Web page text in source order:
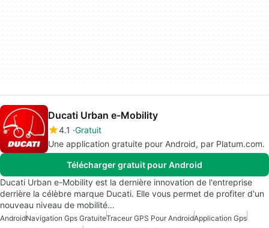
Ducati Urban e-Mobility
4.1 Gratuit
Une application gratuite pour Android, par Platum.com.
Télécharger gratuit pour Android
Ducati Urban e-Mobility est la dernière innovation de l'entreprise
derrière la célèbre marque Ducati. Elle vous permet de profiter d'un
nouveau niveau de mobilité…
AndroidNavigation Gps GratuiteTraceur GPS Pour AndroidApplication Gps